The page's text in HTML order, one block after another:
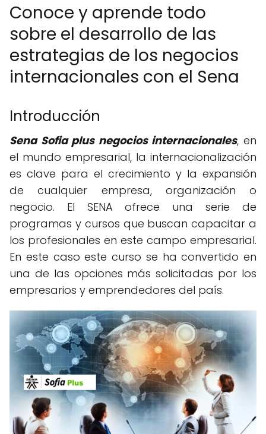
Conoce y aprende todo
sobre el desarrollo de las
estrategias de los negocios
internacionales con el Sena
Introducción
Sena Sofia plus negocios internacionales, en
el mundo empresarial, la internacionalización
es clave para el crecimiento y la expansión
de cualquier empresa, organización o
negocio. El SENA ofrece una serie de
programas y cursos que buscan capacitar a
los profesionales en este campo empresarial.
En este caso este curso se ha convertido en
una de las opciones más solicitadas por los
empresarios y emprendedores del país.